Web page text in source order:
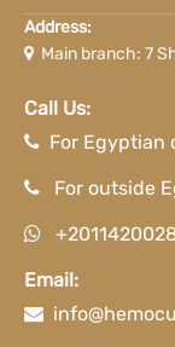
Address:
Main branch: 7
Call Us:
For Egyptian
For outside
Email: